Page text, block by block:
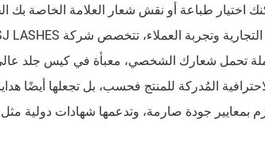
اختيار طباعة أو نقش شعار العلامة الخاصة بك
تحمل شعارك الشخصي، معبأة في كيس جلد
المُدركة للمنتج فحسب، بل تجعلها أيضًا